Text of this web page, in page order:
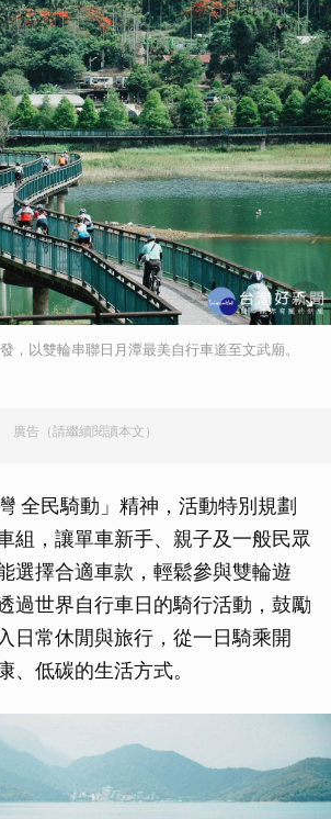
，以雙輪串聯日月潭最美自行車道至文武廟。
廣告（請繼續閱讀本文）
全民騎動」精神，活動特別規劃
組，讓單車新手、親子及一般民眾
選擇合適車款，輕鬆參與雙輪遊
過世界自行車日的騎行活動，鼓勵
日常休閒與旅行，從一日騎乘開
、低碳的生活方式。